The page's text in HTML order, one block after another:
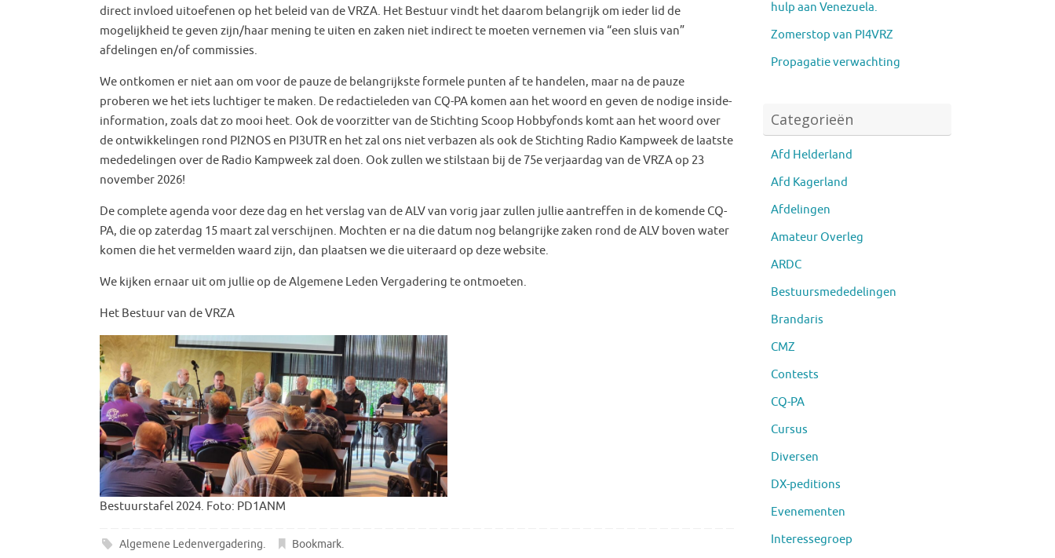
direct invloed uitoefenen op het beleid van de VRZA. Het Bestuur vindt het daarom belangrijk om ieder lid de
mogelijkheid te geven zijn/haar mening te uiten en zaken niet indirect te moeten vernemen via “een sluis van”
afdelingen en/of commissies.
We ontkomen er niet aan om voor de pauze de belangrijkste formele punten af te handelen, maar na de pauze
proberen we het iets luchtiger te maken. De redactieleden van CQ-PA komen aan het woord en geven de nodige inside-
information, zoals dat zo mooi heet. Ook de voorzitter van de Stichting Scoop Hobbyfonds komt aan het woord over
de ontwikkelingen rond PI2NOS en PI3UTR en het zal ons niet verbazen als ook de Stichting Radio Kampweek de laatste
mededelingen over de Radio Kampweek zal doen. Ook zullen we stilstaan bij de 75e verjaardag van de VRZA op 23
november 2026!
De complete agenda voor deze dag en het verslag van de ALV van vorig jaar zullen jullie aantreffen in de komende CQ-
PA, die op zaterdag 15 maart zal verschijnen. Mochten er na die datum nog belangrijke zaken rond de ALV boven water
komen die het vermelden waard zijn, dan plaatsen we die uiteraard op deze website.
We kijken ernaar uit om jullie op de Algemene Leden Vergadering te ontmoeten.
Het Bestuur van de VRZA
Bestuurstafel 2024. Foto: PD1ANM
Algemene Ledenvergadering. Bookmark.
hulp aan Venezuela.
Zomerstop van PI4VRZ
Propagatie verwachting
Categorieën
Afd Helderland
Afd Kagerland
Afdelingen
Amateur Overleg
ARDC
Bestuursmededelingen
Brandaris
CMZ
Contests
CQ-PA
Cursus
Diversen
DX-peditions
Evenementen
Interessegroep